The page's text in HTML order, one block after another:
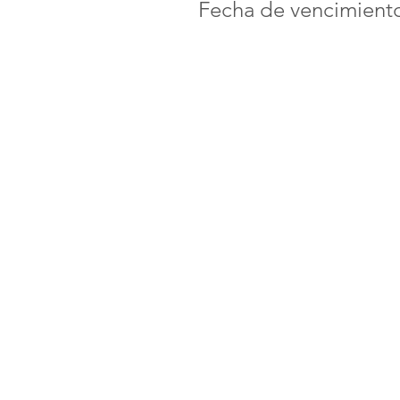
Fecha de